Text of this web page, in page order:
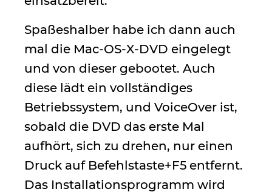
Spaßeshalber habe ich dann auch
mal die Mac-OS-X-DVD eingelegt
und von dieser gebootet. Auch
diese lädt ein vollständiges
Betriebssystem, und VoiceOver ist,
sobald die DVD das erste Mal
aufhört, sich zu drehen, nur einen
Druck auf Befehlstaste+F5 entfernt.
Das Installationsprogramm wird